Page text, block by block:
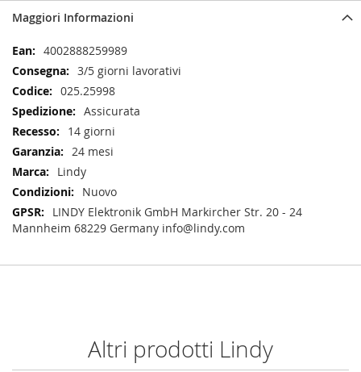
Maggiori Informazioni
Maggiori
Informazioni
4002888259989
3/5 giorni lavorativi
025.25998
Assicurata
14 giorni
24 mesi
Lindy
Nuovo
LINDY Elektronik GmbH Markircher Str. 20 - 24
Mannheim 68229 Germany info@lindy.com
Altri prodotti Lindy